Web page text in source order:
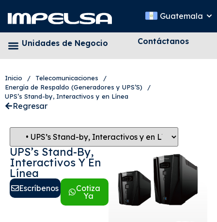
Guatemala
Unidades de Negocio Contáctanos
Inicio / Telecomunicaciones
/
Energía de Respaldo (Generadores y UPS’S)
/
UPS’s Stand-by, Interactivos y en Línea
Regresar
UPS’s Stand-By,
Interactivos Y En
Línea
Escríbenos
Cotiza
Ya